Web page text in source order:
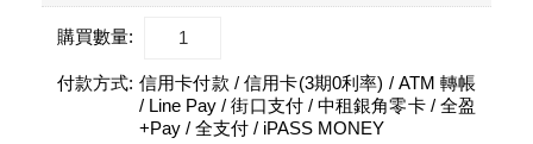
購買數量:
付款方式: 信用卡付款 / 信用卡(3期0利率) / ATM 轉帳
/ Line Pay / 街口支付 / 中租銀角零卡 / 全盈
+Pay / 全支付 / iPASS MONEY